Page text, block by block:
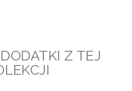
Z TEJ